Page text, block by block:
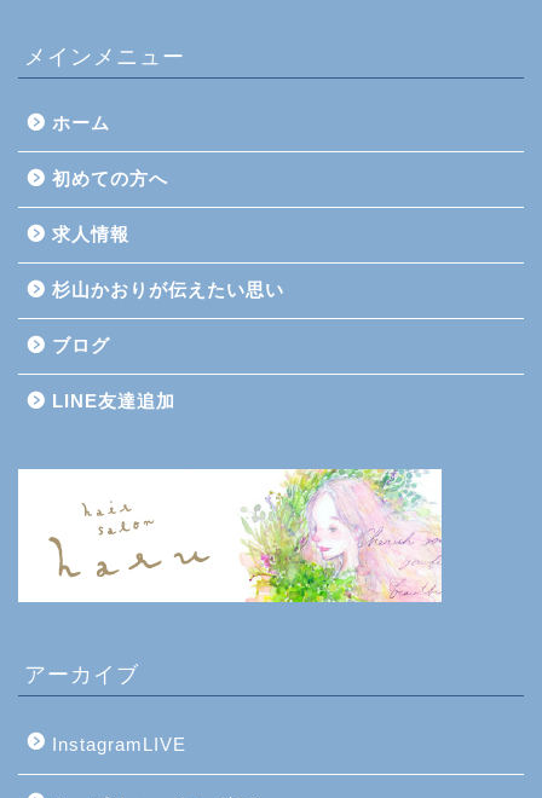
メインメニュー
ホーム
初めての方へ
求人情報
杉山かおりが伝えたい思い
ブログ
LINE友達追加
アーカイブ
InstagramLIVE